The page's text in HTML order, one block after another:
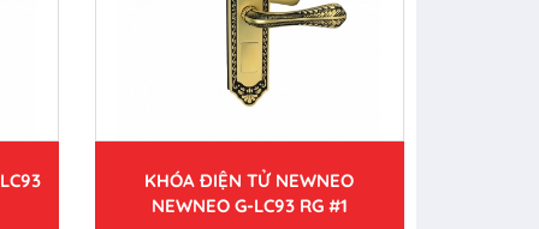
KHÓA ĐIỆN TỬ NEWNEO
NEWNEO G-LC93 RG #1